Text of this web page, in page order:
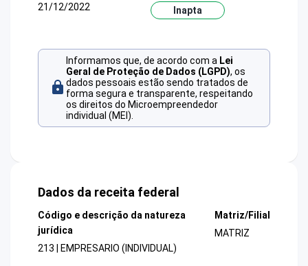
21/12/2022
Inapta
Informamos que, de acordo com a Lei
Geral de Proteção de Dados (LGPD), os
dados pessoais estão sendo tratados de
forma segura e transparente, respeitando
os direitos do Microempreendedor
individual (MEI).
Dados da receita federal
Código e descrição da natureza
jurídica
213 | EMPRESARIO (INDIVIDUAL)
Matriz/Filial
MATRIZ